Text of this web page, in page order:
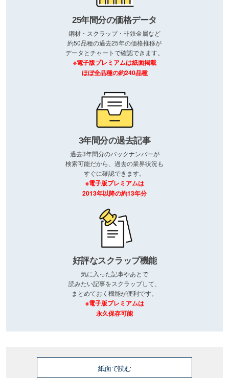
25年間分の価格データ
鋼材・スクラップ・非鉄金属など
約50品種の過去25年の価格推移が
データとチャートで確認できます。
※電子版プレミアムは紙面掲載
ほぼ全品種の約240品種
3年間分の過去記事
過去3年間分のバックナンバーが
検索可能だから、過去の業界状況も
すぐに確認できます。
※電子版プレミアムは
2013年以降の約13年分
好評なスクラップ機能
気に入った記事やあとで
読みたい記事をスクラップして、
まとめておく機能が便利です。
※電子版プレミアムは
永久保存可能
紙面で読む